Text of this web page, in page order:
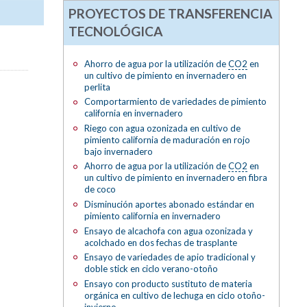
PROYECTOS DE TRANSFERENCIA
TECNOLÓGICA
Ahorro de agua por la utilización deCO2 en
un cultivo de pimiento en invernadero en
perlita
Comportarmiento de variedades de pimiento
california en invernadero
Riego con agua ozonizada en cultivo de
pimiento california de maduración en rojo
bajo invernadero
Ahorro de agua por la utilización deCO2 en
un cultivo de pimiento en invernadero en fibra
de coco
Disminución aportes abonado estándar en
pimiento california en invernadero
Ensayo de alcachofa con agua ozonizada y
acolchado en dos fechas de trasplante
Ensayo de variedades de apio tradicional y
doble stick en ciclo verano-otoño
Ensayo con producto sustituto de materia
orgánica en cultivo de lechuga en ciclo otoño-